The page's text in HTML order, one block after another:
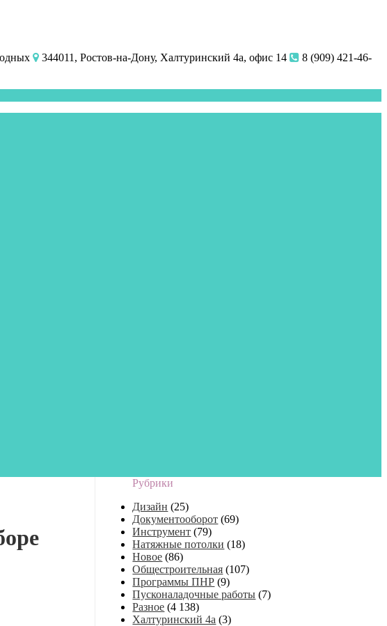
344011, Ростов-на-Дону, Халтуринский 4а, офис 14
8 (909) 421-46-
Рубрики
Дизайн (25)
Документооборот (69)
Инструмент (79)
Натяжные потолки (18)
Новое (86)
Общестроительная (107)
Программы ПНР (9)
Пусконаладочные работы (7)
Разное (4 138)
Халтуринский 4а (3)